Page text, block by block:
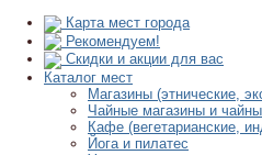
Карта мест города
Рекомендуем!
Скидки и акции для вас
Каталог мест
Магазины (этнические,
Чайные магазины и
Кафе (вегетарианские,
Йога и пилатес